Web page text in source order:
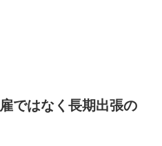
ではなく長期出張の